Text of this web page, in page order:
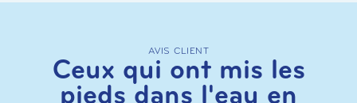
AVIS CLIENT
Ceux qui ont mis les
pieds dans l'eau en